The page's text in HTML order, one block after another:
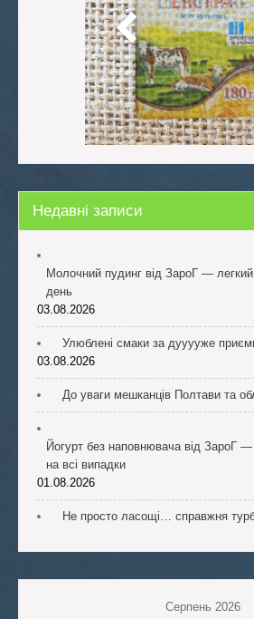
Недавні записи
Молочний пудинг від ЗароГ —
день
03.08.2026
Улюблені смаки за дууууже
03.08.2026
До уваги мешканців Полтави та
Йогурт без наповнювача від ЗароГ —
на всі випадки
01.08.2026
Не просто ласощі… справжня
Серпень 2026